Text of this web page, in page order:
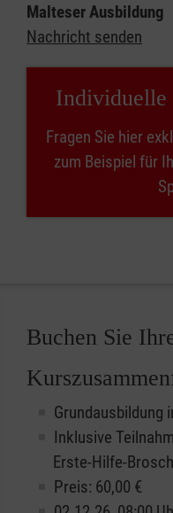
Malteser Ausbildung
Nachricht senden
Fragen Sie hier
zum Beispiel für
Buchen Sie
Grundausbildung
Inklusive
Erste-Hilfe-
Preis: 60,00 €